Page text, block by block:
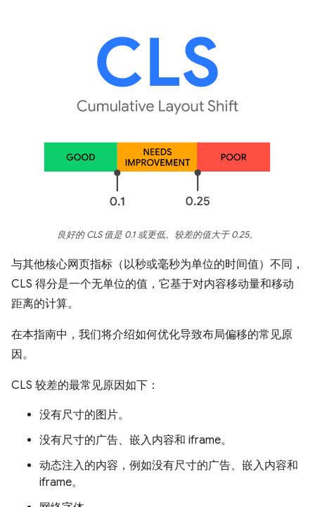
良好的 CLS 值是 0.1 或更低。较差的值大于 0.25。
与其他核心网页指标（以秒或毫秒为单位的时间值）不同，
CLS 得分是一个无单位的值，它基于对内容移动量和移动
距离的计算。
在本指南中，我们将介绍如何优化导致布局偏移的常见原
因。
CLS 较差的最常见原因如下：
没有尺寸的图片。
没有尺寸的广告、嵌入内容和 iframe。
动态注入的内容，例如没有尺寸的广告、嵌入内容和
iframe。